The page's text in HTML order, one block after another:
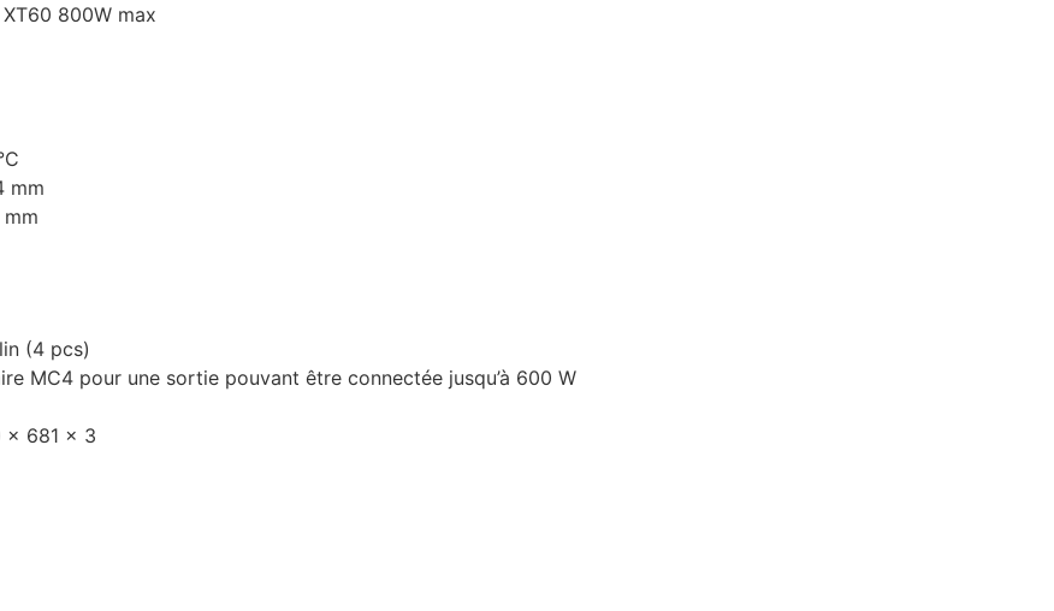
800W max
mm
(4 pcs)
MC4 pour une sortie pouvant être connectée jusqu’à 600 W
x 681 x 3